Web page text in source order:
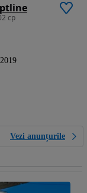
cp
2019
Vezi anunțurile